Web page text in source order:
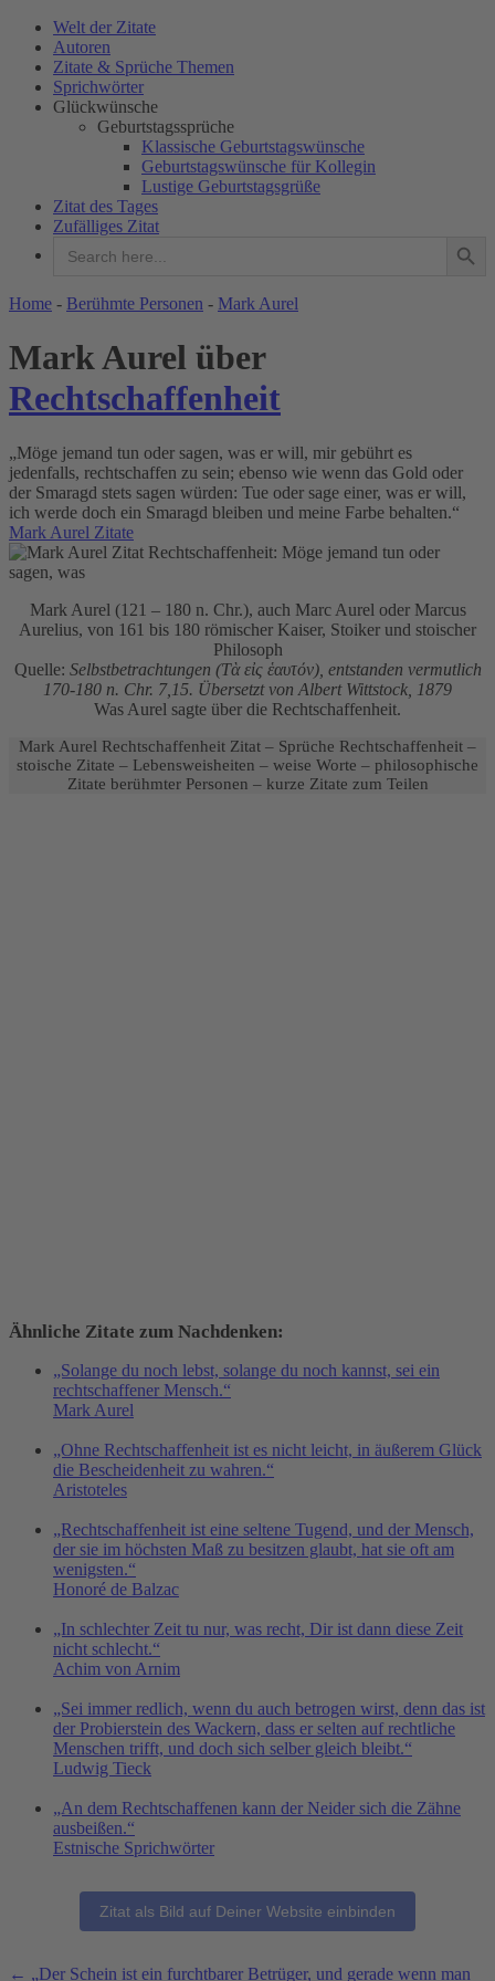
Welt der Zitate
Autoren
Zitate & Sprüche Themen
Sprichwörter
Glückwünsche
Geburtstagssprüche
Klassische Geburtstagswünsche
Geburtstagswünsche für Kollegin
Lustige Geburtstagsgrüße
Zitat des Tages
Zufälliges Zitat
for:
WELT DER ZITATE
Home - Berühmte Personen - Mark Aurel
Mark Aurel über
Rechtschaffenheit
„Möge jemand tun oder sagen, was er will, mir gebührt es
jedenfalls, rechtschaffen zu sein; ebenso wie wenn das Gold oder
der Smaragd stets sagen würden: Tue oder sage einer, was er will,
ich werde doch ein Smaragd bleiben und meine Farbe behalten.“
Mark Aurel Zitate
Mark Aurel (121 – 180 n. Chr.), auch Marc Aurel oder Marcus
Aurelius, von 161 bis 180 römischer Kaiser, Stoiker und stoischer
Philosoph
Quelle: Selbstbetrachtungen (Τὰ εἰς ἑαυτόν), entstanden vermutlich
170-180 n. Chr. 7,15. Übersetzt von Albert Wittstock, 1879
Was Aurel sagte über die Rechtschaffenheit.
Mark Aurel Rechtschaffenheit Zitat – Sprüche Rechtschaffenheit –
stoische Zitate – Lebensweisheiten – weise Worte – philosophische
Zitate berühmter Personen – kurze Zitate zum Teilen
Ähnliche Zitate zum Nachdenken:
„Solange du noch lebst, solange du noch kannst, sei ein
rechtschaffener Mensch.“
Mark Aurel
„Ohne Rechtschaffenheit ist es nicht leicht, in äußerem Glück
die Bescheidenheit zu wahren.“
Aristoteles
„Rechtschaffenheit ist eine seltene Tugend, und der Mensch,
der sie im höchsten Maß zu besitzen glaubt, hat sie oft am
wenigsten.“
Honoré de Balzac
„In schlechter Zeit tu nur, was recht, Dir ist dann diese Zeit
nicht schlecht.“
Achim von Arnim
„Sei immer redlich, wenn du auch betrogen wirst, denn das ist
der Probierstein des Wackern, dass er selten auf rechtliche
Menschen trifft, und doch sich selber gleich bleibt.“
Ludwig Tieck
„An dem Rechtschaffenen kann der Neider sich die Zähne
ausbeißen.“
Estnische Sprichwörter
Zitat als Bild auf Deiner Website einbinden
Weitere
← „Der Schein ist ein furchtbarer Betrüger, und gerade wenn man